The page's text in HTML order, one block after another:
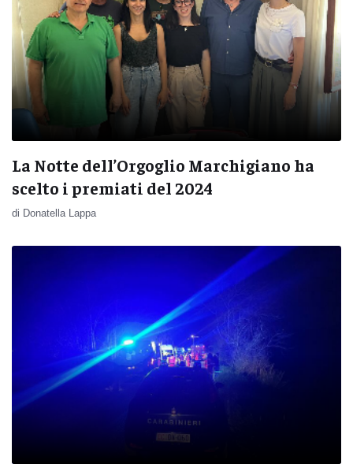
La Notte dell’Orgoglio Marchigiano ha
scelto i premiati del 2024
di Donatella Lappa